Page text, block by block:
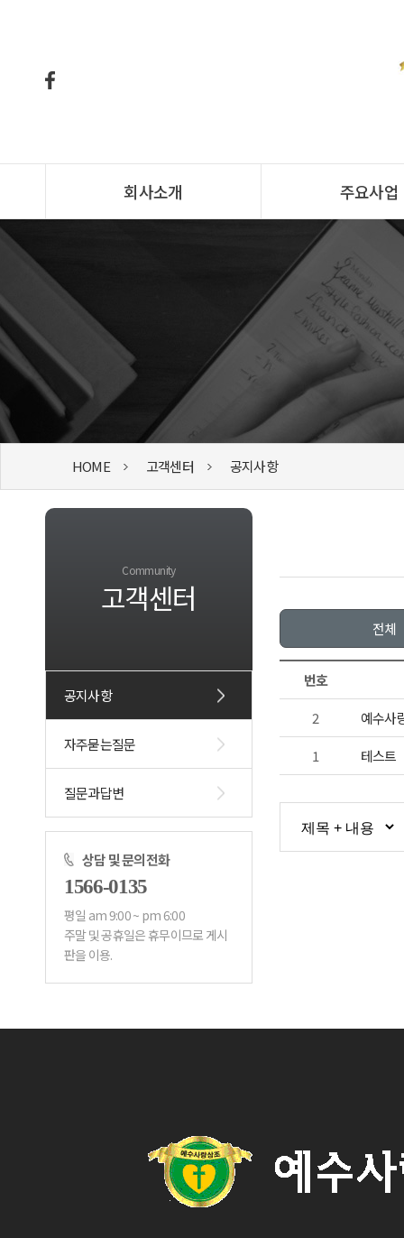
회사소개 주요사업
HOME 고객센터 공지사항
Community
고객센터
공지사항
자주묻는질문
질문과답변
상담 및 문의전화
1566-0135
평일 am 9:00 ~ pm 6:00
판을 이용.
전체
번호
2
예수사
1
테스트